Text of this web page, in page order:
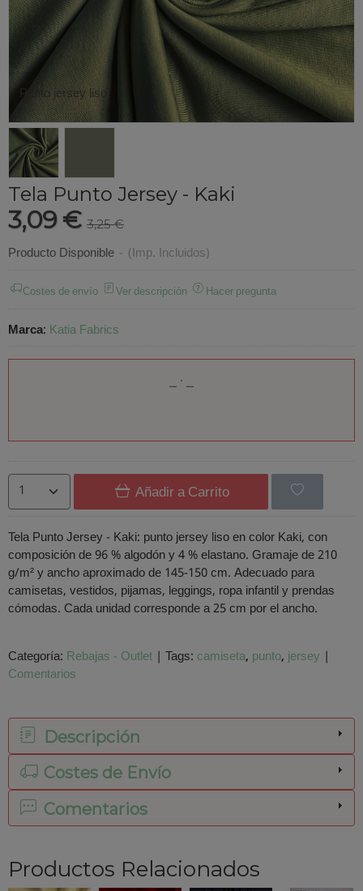
Punto jersey liso
Tela Punto Jersey - Kaki
3,09 € 3,25 €
Producto Disponible - (Imp. Incluidos)
Costes de envío Ver descripción Hacer pregunta
Marca: Katia Fabrics
Añadir a Carrito
Tela Punto Jersey - Kaki: punto jersey liso en color Kaki, con
composición de 96 % algodón y 4 % elastano. Gramaje de 210
g/m² y ancho aproximado de 145-150 cm. Adecuado para
camisetas, vestidos, pijamas, leggings, ropa infantil y prendas
cómodas. Cada unidad corresponde a 25 cm por el ancho.
Categoría: Rebajas - Outlet | Tags: camiseta punto jersey |
Comentarios
Descripción
Costes de Envío
Comentarios
Productos Relacionados